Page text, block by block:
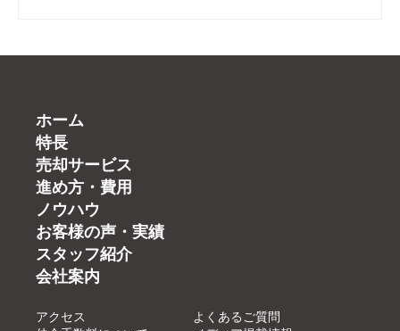
ホーム
特長
売却サービス
進め方・費用
ノウハウ
お客様の声・実績
スタッフ紹介
会社案内
アクセス
よくあるご質問